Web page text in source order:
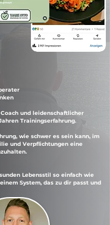
und leidenschaftlicher
Trainingserfahrung.
wie schwer es sein kann, im
und Verpflichtungen eine
Lebensstil so einfach wie
System, das zu dir passt und